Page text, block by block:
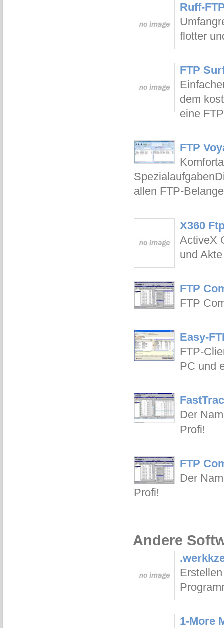
Ruff-
flotter
FTP
dem
eine
FTP
allen FTP-
X360
ActiveX
und
FTP
FTP
Easy-
FTP-
PC und
Der
Profi!
FTP
Der
Profi!
Andere
1-More